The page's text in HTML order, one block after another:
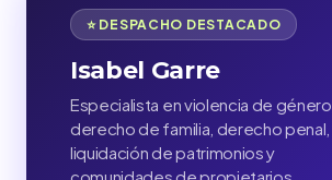
⭐ DESPACHO DESTACADO
Isabel Garre
Especialista en violencia de género,
derecho de familia, derecho penal,
liquidación de patrimonios y